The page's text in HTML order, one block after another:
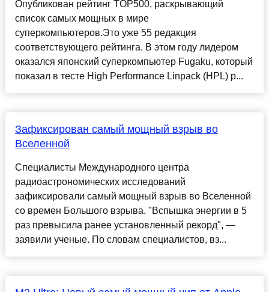
Опубликован рейтинг TOP500, раскрывающий
список самых мощных в мире
суперкомпьютеров.Это уже 55 редакция
соответствующего рейтинга. В этом году лидером
оказался японский суперкомпьютер Fugaku, который
показал в тесте High Performance Linpack (HPL) р...
Зафиксирован самый мощный взрыв во
Вселенной
Специалисты Международного центра
радиоастрономических исследований
зафиксировали самый мощный взрыв во Вселенной
со времен Большого взрыва. "Вспышка энергии в 5
раз превысила ранее установленный рекорд", —
заявили ученые. По словам специалистов, вз...